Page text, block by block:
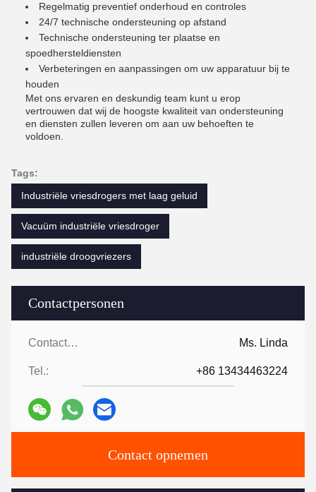
Contactpersonen
Contactpersonen: Ms. Linda
Tel.: +86 13434463224
Contact opnemen
Regelmatig preventief onderhoud en controles
24/7 technische ondersteuning op afstand
Technische ondersteuning ter plaatse en
spoedhersteldiensten
Verbeteringen en aanpassingen om uw apparatuur bij te
houden
Met ons ervaren en deskundig team kunt u erop
vertrouwen dat wij de hoogste kwaliteit van ondersteuning
en diensten zullen leveren om aan uw behoeften te
voldoen.
Tags:
Industriële vriesdrogers met laag geluid
Vacuüm industriële vriesdroger
industriële droogvriezers